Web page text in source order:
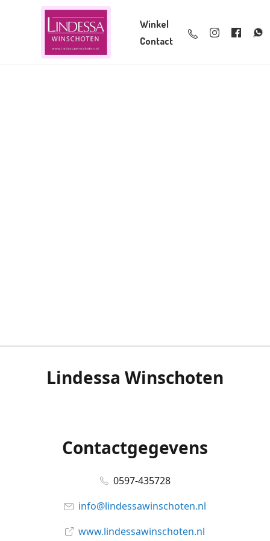
Winkel
Contact
Lindessa Winschoten
Contactgegevens
0597-435728
info@lindessawinschoten.nl
www.lindessawinschoten.nl